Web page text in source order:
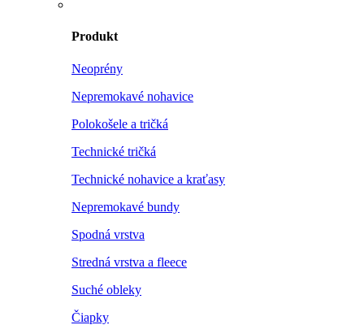
Produkt
Neoprény
Nepremokavé nohavice
Polokošele a tričká
Technické tričká
Technické nohavice a kraťasy
Nepremokavé bundy
Spodná vrstva
Stredná vrstva a fleece
Suché obleky
Čiapky